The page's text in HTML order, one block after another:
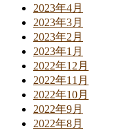
2023年4月
2023年3月
2023年2月
2023年1月
2022年12月
2022年11月
2022年10月
2022年9月
2022年8月